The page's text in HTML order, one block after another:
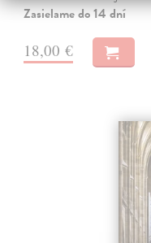
Zasielame do 14 dní
18,00 €